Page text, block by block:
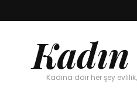
Kadına dair her şey